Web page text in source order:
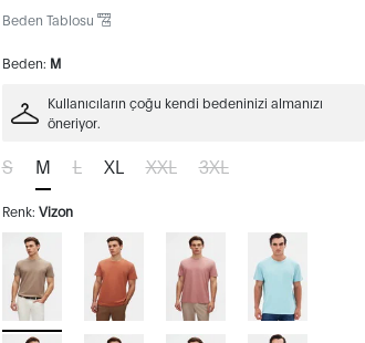
Beden: M
Beden Tablosu
Kullanıcıların çoğu kendi bedeninizi almanızı
öneriyor.
S M L XL XXL 3XL
Renk: Vizon